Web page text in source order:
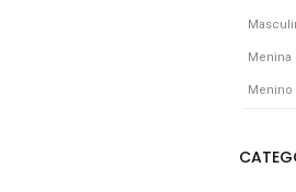
Menina
Menino